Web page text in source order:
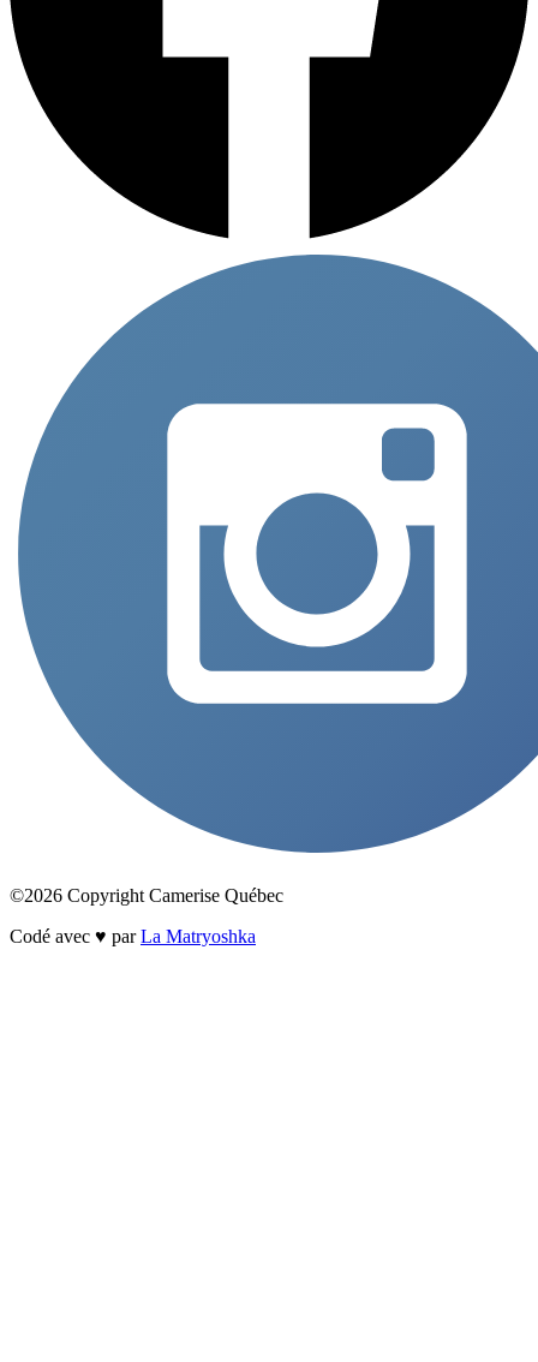
©2026 Copyright Camerise Québec
Codé avec ♥ parLa Matryoshka